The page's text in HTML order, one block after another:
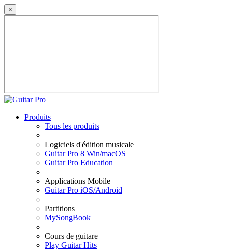
×
Produits
Tous les produits
Logiciels d'édition musicale
Guitar Pro 8 Win/macOS
Guitar Pro Education
Applications Mobile
Guitar Pro iOS/Android
Partitions
MySongBook
Cours de guitare
Play Guitar Hits